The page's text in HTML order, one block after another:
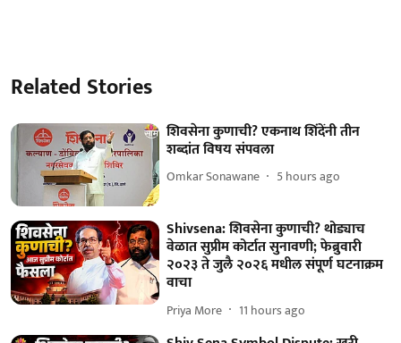
Related Stories
शिवसेना कुणाची? एकनाथ शिंदेंनी तीन
शब्दांत विषय संपवला
Omkar Sonawane 5 hours ago
Shivsena: शिवसेना कुणाची? थोड्याच
वेळात सुप्रीम कोर्टात सुनावणी; फेब्रुवारी
२०२३ ते जुलै २०२६ मधील संपूर्ण घटनाक्रम
वाचा
Priya More 11 hours ago